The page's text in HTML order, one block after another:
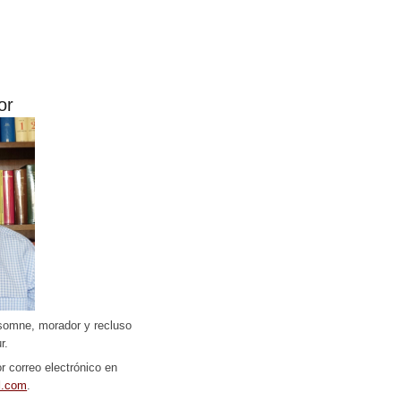
morador y recluso
correo electrónico en